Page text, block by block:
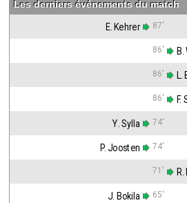
Les derniers événements du match
E. Kehrer 87'
86'
86' L.
86' F.
Y. Sylla 74'
P. Joosten 74'
71'
J. Bokila 65'